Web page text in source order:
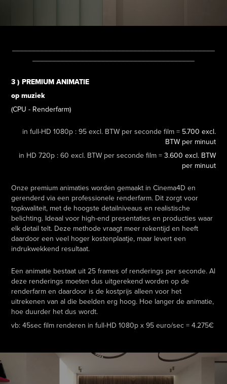
__________________________________________________
________________________________________
3 ) PREMIUM ANIMATIE
op muziek
(CPU - Renderfarm)
in full-HD 1080p : 95 excl. BTW per seconde film = 5.700 excl.
BTW per minuut
in HD 720p : 60 excl. BTW per seconde film = 3.600 excl. BTW
per minuut
Onze premium animaties worden gemaakt in Cinema4D en
gerenderd via een professionele renderfarm. Dit zorgt voor
topkwaliteit, met de hoogste detailniveaus en realistische
belichting. Ideaal voor high-end presentaties en producties waar
elk detail telt. Deze methode vraagt meer rekentijd en heeft
daardoor een veel hoger kostenplaatje, maar levert een
indrukwekkend resultaat.
Een animatie bestaat uit 25 frames of renderings per seconde. Al
deze renderings moeten dus uitgerekend worden op de
renderfarm en daardoor is de kostprijs alleen voor het
uitrekenen van al die beelden erg hoog. Hoe langer de animatie,
hoe duurder het dus wordt.
vb: 45sec film renderen in full-HD 1080p x 95 euro/sec = 4.275€